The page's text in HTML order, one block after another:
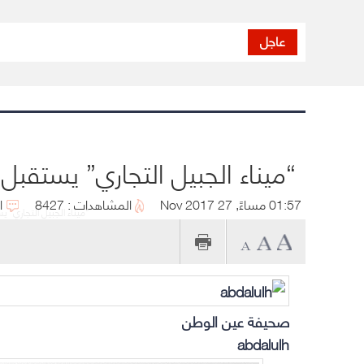
عاجل
“ميناء الجبيل التجاري”
"ميناء الجبيل التجاري" 01:57 مساءً, 27 Nov 2017 المشاهدات : 8427
صحيفة عين الوطن
abdalulh